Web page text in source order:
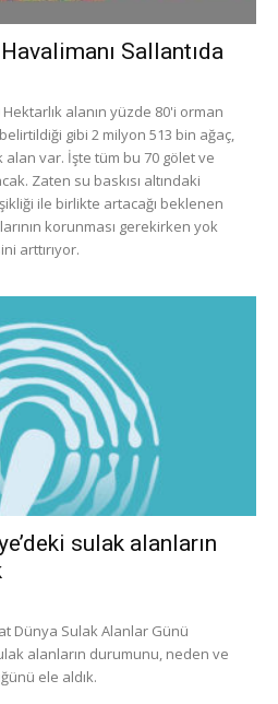
Sallantıda
alanın yüzde 80'i orman
gibi 2 milyon 513 bin ağaç,
alan var. İşte tüm bu 70 gölet ve
Zaten su baskısı altındaki
ile birlikte artacağı beklenen
korunması gerekirken yok
arttırıyor.
sulak alanların
Dünya Sulak Alanlar Günü
alanların durumunu, neden ve
ele aldık.